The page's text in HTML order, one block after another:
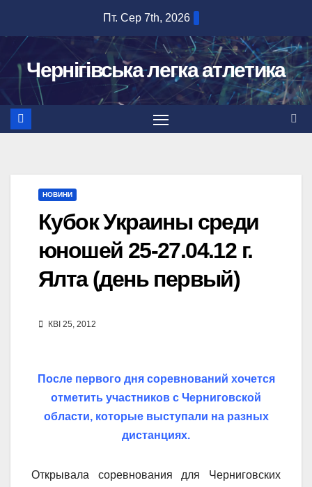
вмісту
Пт. Сер 7th, 2026
Чернігівська легка атлетика
НОВИНИ
Кубок Украины среди
юношей 25-27.04.12 г.
Ялта (день первый)
КВІ 25, 2012
После первого дня соревнований хочется
отметить участников с Черниговской
области, которые выступали на разных
дистанциях.
Открывала соревнования для Черниговских